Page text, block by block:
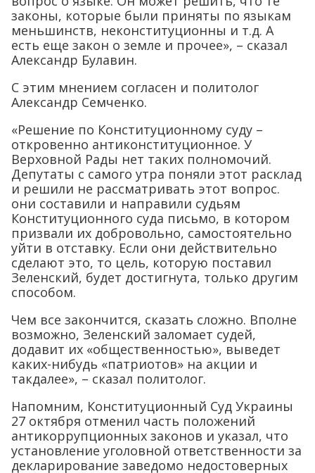
законы, которые были приняты по языкам
меньшинств, неконституционны и т.д. А
есть еще закон о земле и прочее», – сказал
Александр Булавин.
С этим мнением согласен и политолог
Александр Семченко.
«Решение по Конституционному суду –
откровенно антиконституционное. У
Верховной Рады нет таких полномочий.
Депутаты с самого утра поняли этот расклад
и решили не рассматривать этот вопрос.
они составили и направили судьям
Конституционного суда письмо, в котором
призвали их добровольно, самостоятельно
уйти в отставку. Если они действительно
сделают это, то цель, которую поставил
Зеленский, будет достигнута, только другим
способом.
Чем все закончится, сказать сложно. Вполне
возможно, Зеленский заломает судей,
додавит их «общественностью», выведет
каких-нибудь «патриотов» на акции и
такдалее», – сказал политолог.
Напомним, Конституционный Суд Украины
27 октября отменил часть положений
антикоррупционных законов и указал, что
установление уголовной ответственности за
декларирование заведомо недостоверных